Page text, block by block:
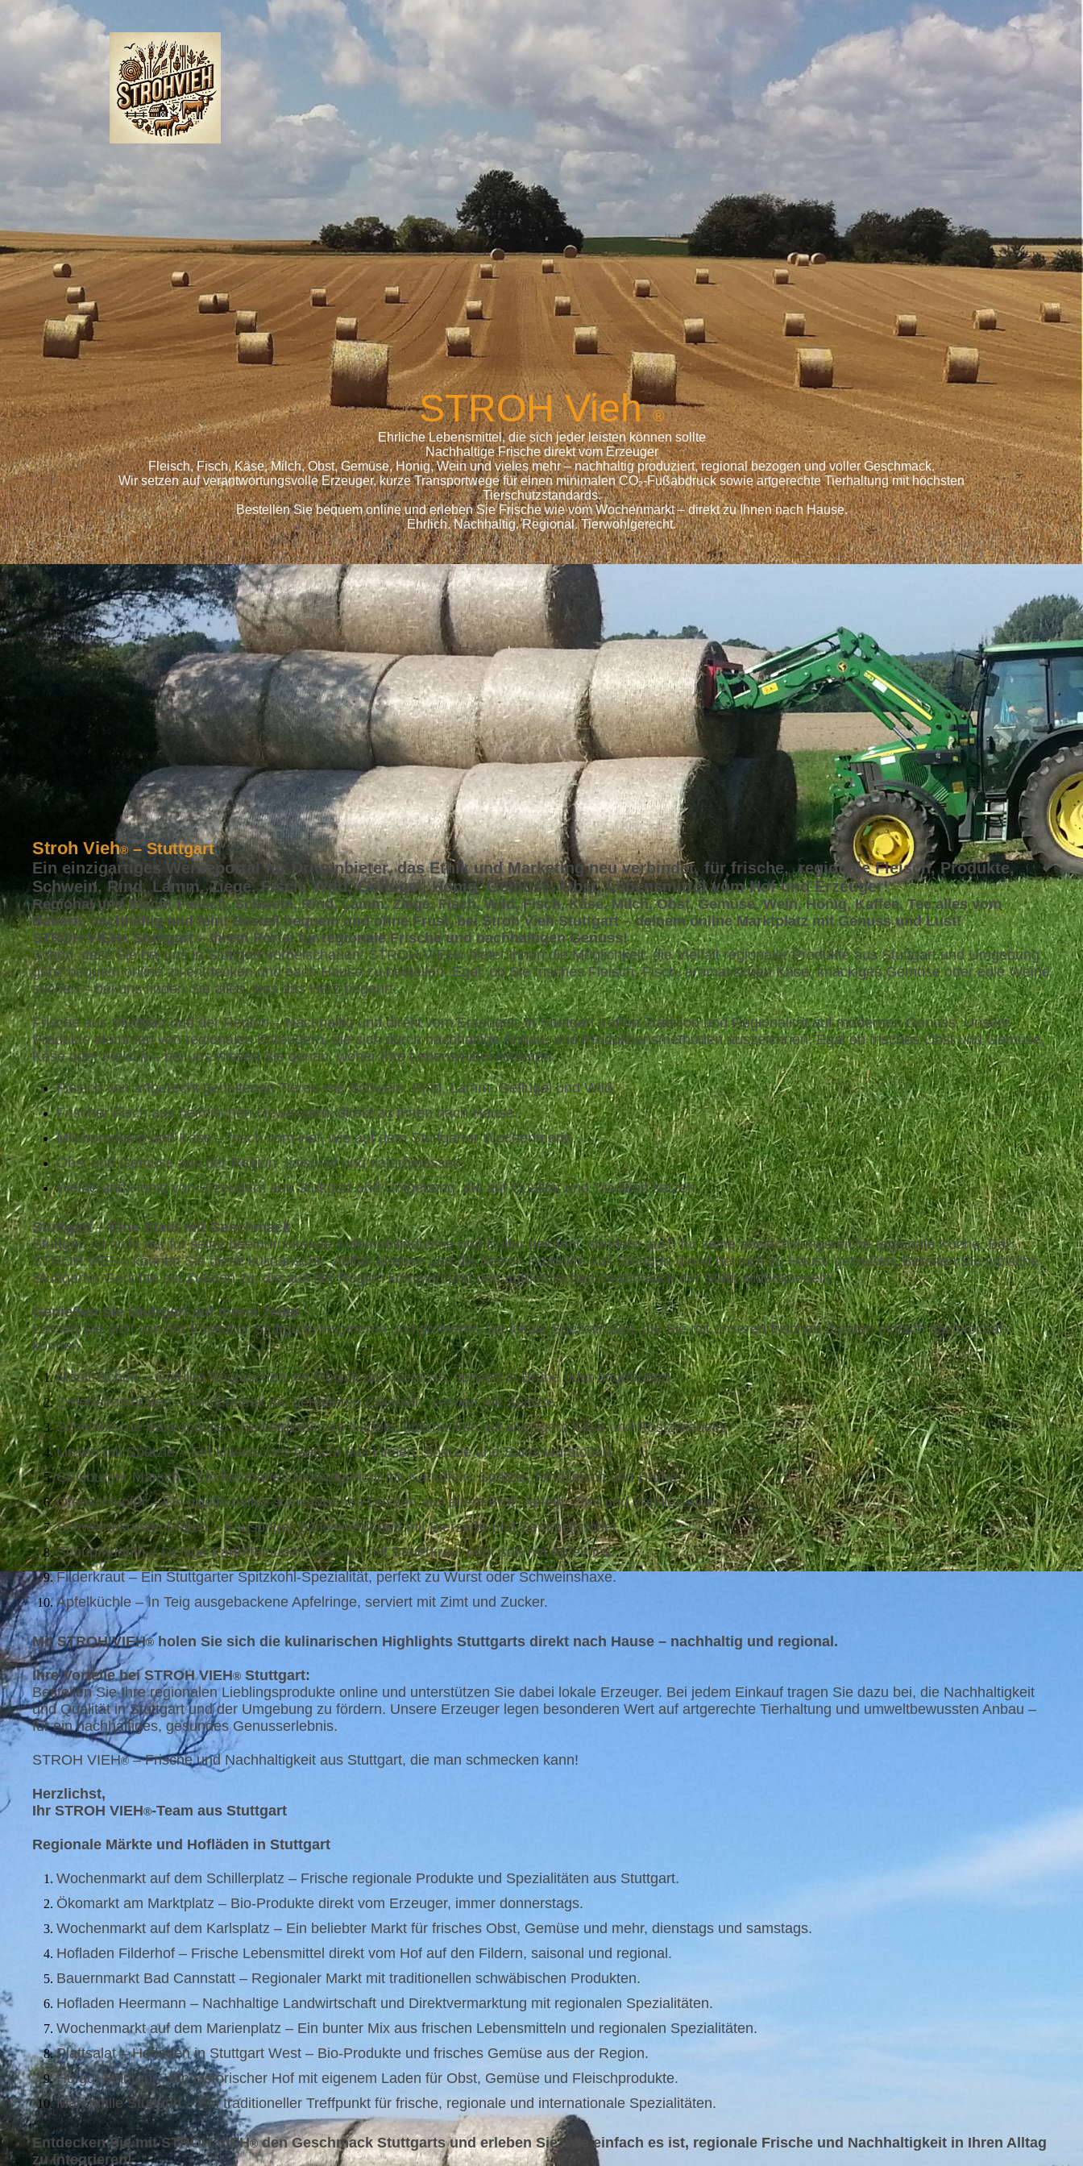
STROHVieh®
Ehrliche Lebensmittel, die sich jeder leisten können sollte
Nachhaltige Frische direkt vom Erzeuger
Fleisch, Fisch, Käse, Milch, Obst, Gemüse, Honig, Wein und vieles mehr – nachhaltig produziert, regional bezogen und voller Geschmack.
Wir setzen auf verantwortungsvolle Erzeuger, kurze Transportwege für einen minimalen CO₂-Fußabdruck sowie artgerechte Tierhaltung mit höchsten
Tierschutzstandards.
Bestellen Sie bequem online und erleben Sie Frische wie vom Wochenmarkt – direkt zu Ihnen nach Hause.
Ehrlich. Nachhaltig. Regional. Tierwohlgerecht.
Stroh Vieh®– Stuttgart
Ein einzigartiges Werbeportal für Drittanbieter, das Ethik und Marketing neu verbindet, für frische, regionale Fleisch, Produkte,
Schwein, Rind, Lamm, Ziege, Fisch, Wild, Geflügel, Honig, Gemüse, Obst, Lebensmittel vom Hof und Erzeuger!
Regional und frisch! Fleisch, Schwein, Rind, Lamm, Ziege, Fisch, Wild, Fisch, Käse, Milch, Obst, Gemüse, Wein, Honig, Kaffee, Tee alles vom
Bauern, nachhaltig und fein! Bestell bequem und ohne Frust, bei Stroh Vieh Stuttgart – deinem online Marktplatz mit Genuss und Lust!
STROH VIEH®Stuttgart – Ihrem Portal für regionale Frische und nachhaltigen Genuss!
Schön, dass Sie bei uns in Stuttgart vorbeischauen! STROH VIEH® bietet Ihnen die Möglichkeit, die Vielfalt regionaler Produkte aus Stuttgart und Umgebung
ganz bequem online zu entdecken und nach Hause zu bestellen. Egal, ob Sie frisches Fleisch, Fisch, aromatischen Käse, knackiges Gemüse oder edle Weine
suchen – bei uns finden Sie alles, was das Herz begehrt.
Frische aus Stuttgart und der Region – Nachhaltig und direkt vom Erzeuger: In Stuttgart treffen Tradition und Regionalität auf modernen Genuss. Unsere
Produkte stammen von regionalen Erzeugern, die sich durch nachhaltige Anbau- und Produktionsmethoden auszeichnen. Egal ob frisches Obst und Gemüse,
Käse oder Fleisch – bei uns wissen Sie genau, woher Ihre Lebensmittel kommen.
Fleisch von artgerecht gehaltenen Tieren wie Schwein, Rind, Lamm, Geflügel und Wild.
Frischer Fisch aus heimischen Gewässern, direkt zu Ihnen nach Hause.
Milchprodukte und Käse – frisch vom Hof, wie auf dem Stuttgarter Wochenmarkt.
Obst und Gemüse aus der Region, saisonal und naturbelassen.
Weine und Honig von Erzeugern aus Stuttgart und Umgebung, die auf Qualität und Tradition setzen.
Stuttgart – Eine Stadt mit Geschmack
Stuttgart ist nicht nur für seine beeindruckende Automobilindustrie und Kultur bekannt, sondern auch für seine abwechslungsreiche regionale Küche. Bei
STROH VIEH®können Sie diese kulinarische Vielfalt erleben und die besten Produkte aus Stuttgart direkt bei sich zu Hause genießen. Bereiten Sie typische
Stuttgarter Gerichte mit Zutaten zu, die aus der Region kommen und den authentischen Geschmack der Stadt widerspiegeln.
Genießen Sie Stuttgart auf Ihrem Teller
Lassen Sie sich von der Esskultur Stuttgarts inspirieren und probieren Sie lokale Spezialitäten, die Sie mit unseren frischen Zutaten einfach nachkochen
können
Maultaschen – Gefüllte Teigtaschen mit Fleisch und Gemüse, serviert in Brühe oder angebraten.
Zwiebelrostbraten – Rindersteak mit gerösteten Zwiebeln, serviert mit Spätzle.
Schwäbische Käsespätzle – Selbstgemachte Nudeln, überbacken mit würzigem Käse und Röstzwiebeln.
Linsen mit Spätzle – Ein klassisches Gericht aus Linsen, Spätzle und Saitenwürstchen.
Gaisburger Marsch – Ein herzhaftes Eintopfgericht mit Kartoffeln, Spätzle, Rindfleisch und Brühe.
Ofenschlupfer – Ein traditionelles schwäbisches Dessert aus altem Brot, Äpfeln, Zimt und Vanillesauce.
Schweinekrustenbraten – Knuspriger Schweinebraten mit Biersoße und Semmelknödel.
Schupfnudeln – Deftige Kartoffelnudeln, serviert mit Sauerkraut oder süß mit Apfelmus.
Filderkraut – Ein Stuttgarter Spitzkohl-Spezialität, perfekt zu Wurst oder Schweinshaxe.
Apfelküchle – In Teig ausgebackene Apfelringe, serviert mit Zimt und Zucker.
Mit STROH VIEH®holen Sie sich die kulinarischen Highlights Stuttgarts direkt nach Hause – nachhaltig und regional.
Ihre Vorteile bei STROH VIEH® Stuttgart:
Bestellen Sie Ihre regionalen Lieblingsprodukte online und unterstützen Sie dabei lokale Erzeuger. Bei jedem Einkauf tragen Sie dazu bei, die Nachhaltigkeit
und Qualität in Stuttgart und der Umgebung zu fördern. Unsere Erzeuger legen besonderen Wert auf artgerechte Tierhaltung und umweltbewussten Anbau –
für ein nachhaltiges, gesundes Genusserlebnis.
STROH VIEH®– Frische und Nachhaltigkeit aus Stuttgart, die man schmecken kann!
Herzlichst,
Ihr STROH VIEH®-Team aus Stuttgart
Regionale Märkte und Hofläden in Stuttgart
Wochenmarkt auf dem Schillerplatz – Frische regionale Produkte und Spezialitäten aus Stuttgart.
Ökomarkt am Marktplatz – Bio-Produkte direkt vom Erzeuger, immer donnerstags.
Wochenmarkt auf dem Karlsplatz – Ein beliebter Markt für frisches Obst, Gemüse und mehr, dienstags und samstags.
Hofladen Filderhof – Frische Lebensmittel direkt vom Hof auf den Fildern, saisonal und regional.
Bauernmarkt Bad Cannstatt – Regionaler Markt mit traditionellen schwäbischen Produkten.
Hofladen Heermann – Nachhaltige Landwirtschaft und Direktvermarktung mit regionalen Spezialitäten.
Wochenmarkt auf dem Marienplatz – Ein bunter Mix aus frischen Lebensmitteln und regionalen Spezialitäten.
Plattsalat – Hofladen in Stuttgart West – Bio-Produkte und frisches Gemüse aus der Region.
Hofgut Mauren – Ein historischer Hof mit eigenem Laden für Obst, Gemüse und Fleischprodukte.
Markthalle Stuttgart – Ein traditioneller Treffpunkt für frische, regionale und internationale Spezialitäten.
Entdecken Sie mit STROH VIEH®den Geschmack Stuttgarts und erleben Sie, wie einfach es ist, regionale Frische und Nachhaltigkeit in Ihren Alltag
zu integrieren!